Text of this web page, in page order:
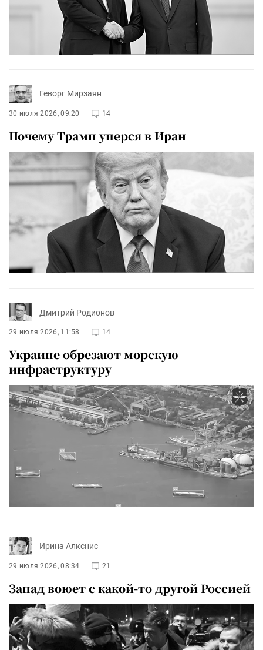
Геворг Мирзаян
30 июля 2026, 09:20 14
Почему Трамп уперся в Иран
Дмитрий Родионов
29 июля 2026, 11:58 14
Украине обрезают морскую
инфраструктуру
Ирина Алкснис
29 июля 2026, 08:34 21
Запад воюет с какой-то другой Россией